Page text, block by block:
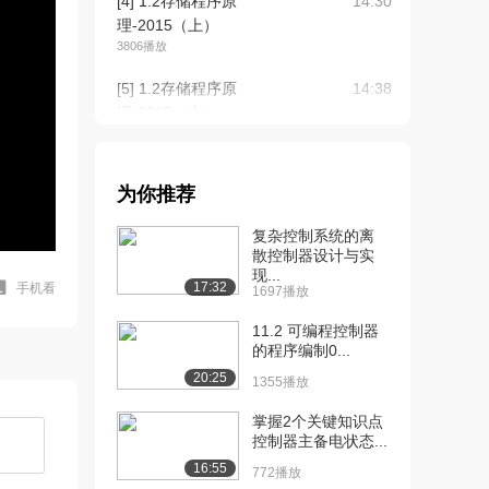
手机看
理-2015（上）
3806播放
[5] 1.2存储程序原
14:38
理-2015（下）
[7] 1.3计算机的性能评
价-2015（...
15:08
[8] 1.3计算机的性能评
价-2015（...
[9] 1.3计算机的性能评
价-2015（...
1735播放
15:02
为你推荐
17:32
复杂控制系统的离
散控制器设计与实
现...
1697播放
20:25
11.2 可编程控制器
的程序编制0...
1355播放
16:55
掌握2个关键知识点
控制器主备电状态...
772播放